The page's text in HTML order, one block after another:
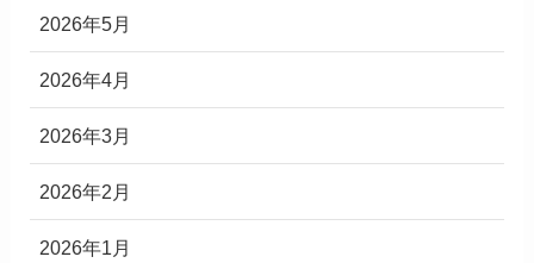
2026年5月
2026年4月
2026年3月
2026年2月
2026年1月